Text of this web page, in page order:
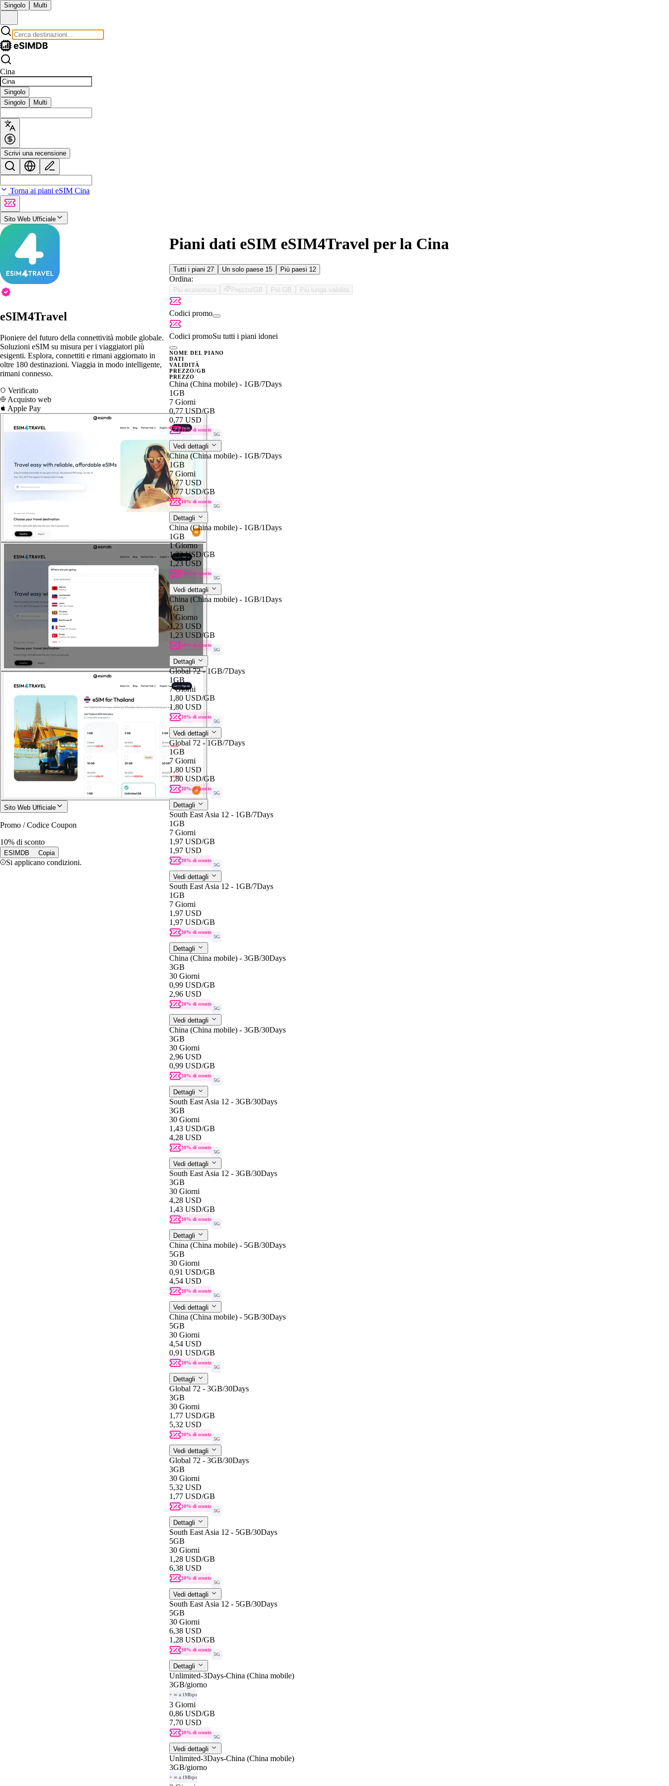
Singolo Multi
Cina
Singolo
Singolo
Multi
Scrivi una recensione
Torna ai piani eSIM Cina
Sito Web Ufficiale
eSIM4Travel
Pioniere del futuro della connettività mobile globale.
Soluzioni eSIM su misura per i viaggiatori più
esigenti. Esplora, connettiti e rimani aggiornato in
oltre 180 destinazioni. Viaggia in modo intelligente,
rimani connesso.
Verificato
Acquisto web
Apple Pay
Sito Web Ufficiale
Promo / Codice Coupon
10% di sconto
ESIMDB Copia
Si applicano condizioni.
Piani dati eSIM eSIM4Travel per la Cina
Tutti i piani 27 Un solo paese 15 Più paesi 12
Ordina:
Più economico Prezzo/GB Più GB Più lunga validità
Codici promo
Codici promoSu tutti i piani idonei
NOME DEL PIANO
DATI
VALIDITÀ
PREZZO/GB
PREZZO
China (China mobile) - 1GB/7Days
1GB
7 Giorni
0,77 USD/GB
0,77 USD
10% di sconto
5G
Vedi dettagli
China (China mobile) - 1GB/7Days
1GB
7 Giorni
0,77 USD
0,77 USD/GB
10% di sconto
5G
Dettagli
China (China mobile) - 1GB/1Days
1GB
1 Giorno
1,23 USD/GB
1,23 USD
10% di sconto
5G
Vedi dettagli
China (China mobile) - 1GB/1Days
1GB
1 Giorno
1,23 USD
1,23 USD/GB
10% di sconto
5G
Dettagli
Global 72 - 1GB/7Days
1GB
7 Giorni
1,80 USD/GB
1,80 USD
10% di sconto
5G
Vedi dettagli
Global 72 - 1GB/7Days
1GB
7 Giorni
1,80 USD
1,80 USD/GB
10% di sconto
5G
Dettagli
South East Asia 12 - 1GB/7Days
1GB
7 Giorni
1,97 USD/GB
1,97 USD
10% di sconto
5G
Vedi dettagli
South East Asia 12 - 1GB/7Days
1GB
7 Giorni
1,97 USD
1,97 USD/GB
10% di sconto
5G
Dettagli
China (China mobile) - 3GB/30Days
3GB
30 Giorni
0,99 USD/GB
2,96 USD
10% di sconto
5G
Vedi dettagli
China (China mobile) - 3GB/30Days
3GB
30 Giorni
2,96 USD
0,99 USD/GB
10% di sconto
5G
Dettagli
South East Asia 12 - 3GB/30Days
3GB
30 Giorni
1,43 USD/GB
4,28 USD
10% di sconto
5G
Vedi dettagli
South East Asia 12 - 3GB/30Days
3GB
30 Giorni
4,28 USD
1,43 USD/GB
10% di sconto
5G
Dettagli
China (China mobile) - 5GB/30Days
5GB
30 Giorni
0,91 USD/GB
4,54 USD
10% di sconto
5G
Vedi dettagli
China (China mobile) - 5GB/30Days
5GB
30 Giorni
4,54 USD
0,91 USD/GB
10% di sconto
5G
Dettagli
Global 72 - 3GB/30Days
3GB
30 Giorni
1,77 USD/GB
5,32 USD
10% di sconto
5G
Vedi dettagli
Global 72 - 3GB/30Days
3GB
30 Giorni
5,32 USD
1,77 USD/GB
10% di sconto
5G
Dettagli
South East Asia 12 - 5GB/30Days
5GB
30 Giorni
1,28 USD/GB
6,38 USD
10% di sconto
5G
Vedi dettagli
South East Asia 12 - 5GB/30Days
5GB
30 Giorni
6,38 USD
1,28 USD/GB
10% di sconto
5G
Dettagli
Unlimited-3Days-China (China mobile)
3GB/giorno
+ ∞ a 1Mbps
3 Giorni
0,86 USD/GB
7,70 USD
10% di sconto
5G
Vedi dettagli
Unlimited-3Days-China (China mobile)
3GB/giorno
+ ∞ a 1Mbps